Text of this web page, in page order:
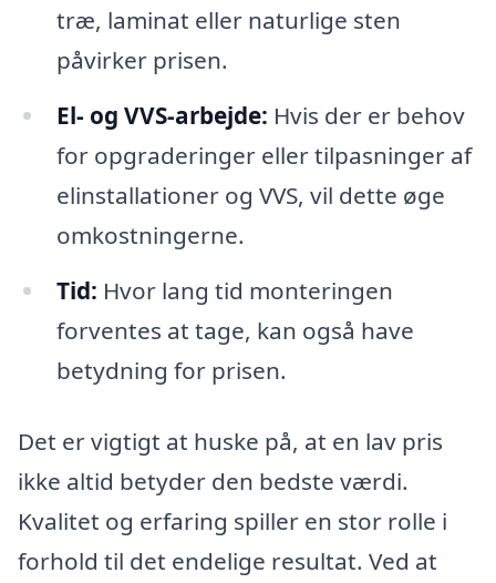
træ, laminat eller naturlige sten
påvirker prisen.
El- og VVS-arbejde: Hvis der er behov
for opgraderinger eller tilpasninger af
elinstallationer og VVS, vil dette øge
omkostningerne.
Tid: Hvor lang tid monteringen
forventes at tage, kan også have
betydning for prisen.
Det er vigtigt at huske på, at en lav pris
ikke altid betyder den bedste værdi.
Kvalitet og erfaring spiller en stor rolle i
forhold til det endelige resultat. Ved at